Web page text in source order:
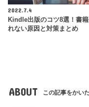
2022.7.4
Kindle出版のコツ8選！書
れない原因と対策まとめ
ABOUT この記事をかい